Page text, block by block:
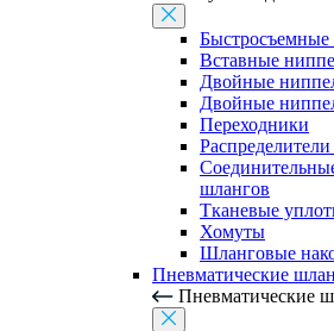
Вставные
Двойные
Двойные
Переходники
шлангов
Тканевые
Хомуты
Шланговые
Пневматические
Пневматические